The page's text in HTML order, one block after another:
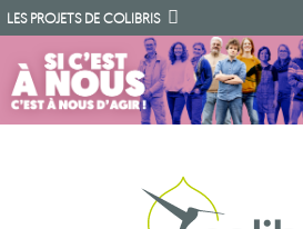
LES PROJETS DECOLIBRIS